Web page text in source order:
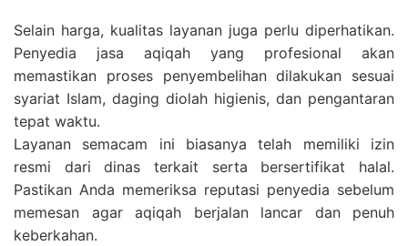
Selain harga, kualitas layanan juga perlu diperhatikan.
Penyedia jasa aqiqah yang profesional akan
memastikan proses penyembelihan dilakukan sesuai
syariat Islam, daging diolah higienis, dan pengantaran
tepat waktu.
Layanan semacam ini biasanya telah memiliki izin
resmi dari dinas terkait serta bersertifikat halal.
Pastikan Anda memeriksa reputasi penyedia sebelum
memesan agar aqiqah berjalan lancar dan penuh
keberkahan.